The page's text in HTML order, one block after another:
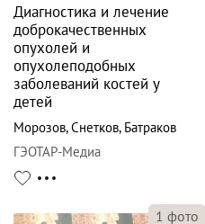
Диагностика и лечение
доброкачественных
опухолей и
опухолеподобных
заболеваний костей у
детей
Морозов,Снетков, Батраков
ГЭОТАР-Медиа
1 фото